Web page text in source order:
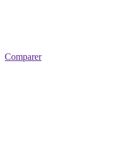
Comparer